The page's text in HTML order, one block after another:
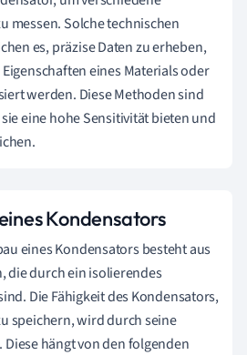
messen. Solche technischen
es, präzise Daten zu erheben,
eines Materials oder
werden. Diese Methoden sind
eine hohe Sensitivität bieten und
Kondensators
eines Kondensators besteht aus
die durch ein isolierendes
Die Fähigkeit des Kondensators,
speichern, wird durch seine
Diese hängt von den folgenden